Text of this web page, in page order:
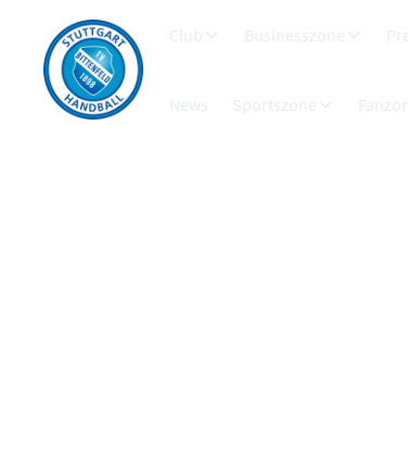
Club Businesszone
News Sportszone